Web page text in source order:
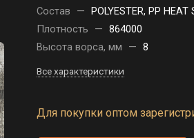
Состав
— POLYESTER, PP HEAT
Плотность
— 864000
Высота ворса, мм
— 8
Все характеристики
Для покупки оптом